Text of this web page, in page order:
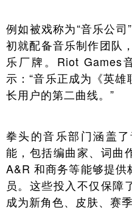
例如被戏称为“音乐公
初就配备音乐制作团队
乐厂牌。Riot Games
示：“音乐正成为《英
长用户的第二曲线。”
拳头的音乐部门涵盖
能，包括编曲家、词曲
A&R 和商务等能够提供
员。这些投入不仅保障
成为新角色、皮肤、赛